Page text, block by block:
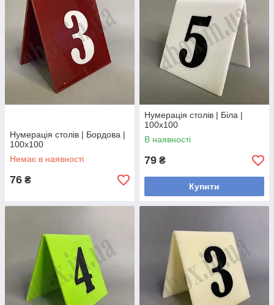
Нумерація столів | Бордова |
100х100
Немає в наявності
76 ₴
Нумерація столів | Біла |
100х100
В наявності
79 ₴
Купити